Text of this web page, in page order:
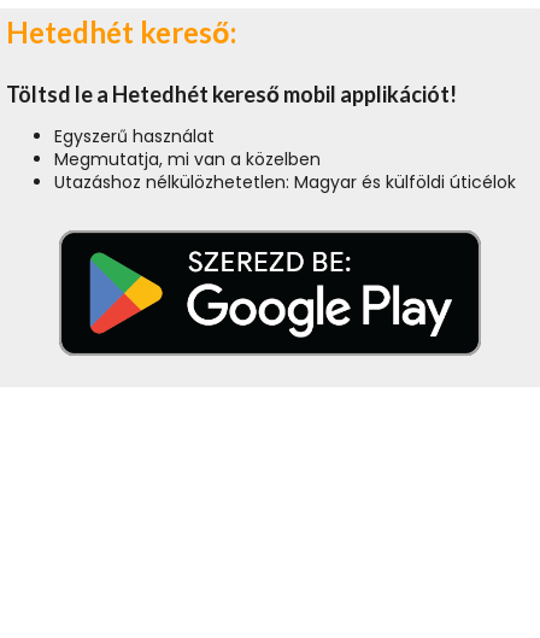
Hetedhét kereső:
Töltsd le a Hetedhét kereső mobil applikációt!
Egyszerű használat
Megmutatja, mi van a közelben
Utazáshoz nélkülözhetetlen: Magyar és külföldi úticélok